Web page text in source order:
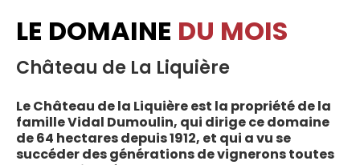
LE DOMAINE DU MOIS
Château de La Liquière
Le Château de la Liquière est la propriété de la
famille Vidal Dumoulin, qui dirige ce domaine
de 64 hectares depuis 1912, et qui a vu se
succéder des générations de vignerons toutes